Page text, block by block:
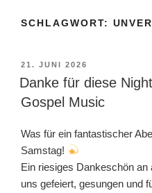
SCHLAGWORT:
VERÖFFENTLICHT
AM
21. JUNI 2026
Danke für diese
Gospel Music
Was für ein fantastischer
Samstag!
Ein riesiges Dankeschön an
uns gefeiert, gesungen und